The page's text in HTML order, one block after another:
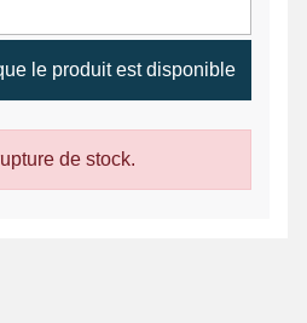
le produit est disponible
de stock.